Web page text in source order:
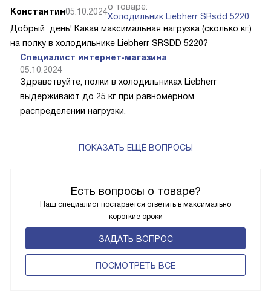
Есть вопросы о товаре?
Наш специалист постарается ответить в максимально
короткие сроки
ЗАДАТЬ ВОПРОС
ПОCМОТРЕТЬ ВСЕ
Константин05.10.2024о товаре:
Холодильник Liebherr SRsdd 5220
Добрый день! Какая максимальная нагрузка (сколько кг.)
на полку в холодильнике Liebherr SRSDD 5220?
Специалист интернет-магазина
05.10.2024
Здравствуйте, полки в холодильниках Liebherr
выдерживают до 25 кг при равномерном
распределении нагрузки.
ПОКАЗАТЬ ЕЩЁ ВОПРОСЫ